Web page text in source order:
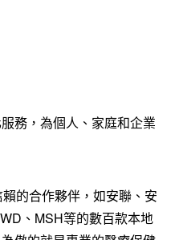
務，為個人、家庭和企業
的合作夥伴，如安聯、安
、MSH等的數百款本地